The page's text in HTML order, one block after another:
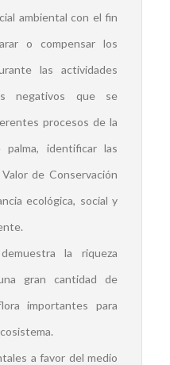
ambiental con el fin
o compensar los
las actividades
negativos que se
procesos de la
identificar las
de Conservación
ecológica, social y
la riqueza
gran cantidad de
importantes para
a favor del medio